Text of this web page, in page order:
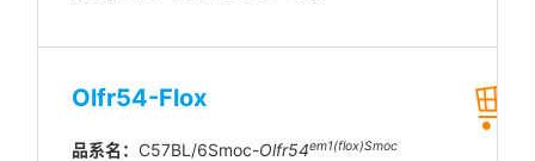
Olfr54-Flox
品系名： C57BL/6Smoc-Olfr54em1(flox)Smoc